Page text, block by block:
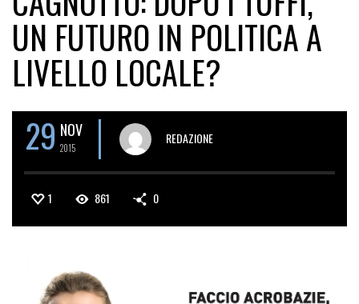
UN FUTURO IN POLITICA A
LIVELLO LOCALE?
29 NOV
2015
REDAZIONE
1 861 0